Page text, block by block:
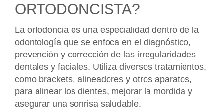
ORTODONCISTA?
La ortodoncia es una especialidad dentro de la
odontología que se enfoca en el diagnóstico,
prevención y corrección de las irregularidades
dentales y faciales. Utiliza diversos tratamientos,
como brackets, alineadores y otros aparatos,
para alinear los dientes, mejorar la mordida y
asegurar una sonrisa saludable.